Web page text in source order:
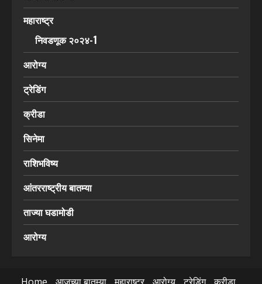
महाराष्ट्र
निवडणूक २०२४-1
आरोग्य
ट्रेडिंग
क्रीडा
सिनेमा
राशिभविष्य
आंतरराष्ट्रीय बातम्या
ताज्या घडामोडी
आरोग्य